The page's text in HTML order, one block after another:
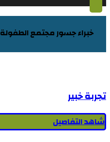
خبراء جسور مجتمع الطفولة
تجربة خبير
شاهد التفاصيل